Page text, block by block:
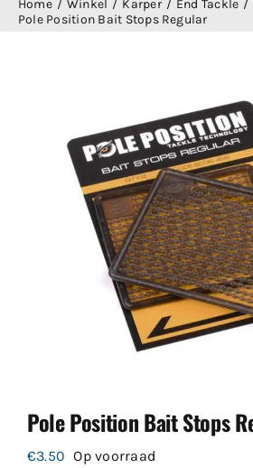
Home Winkel Karper End Tackle
Pole Position Bait Stops Regular
Pole Position Bait Stops
€3.50 Op voorraad